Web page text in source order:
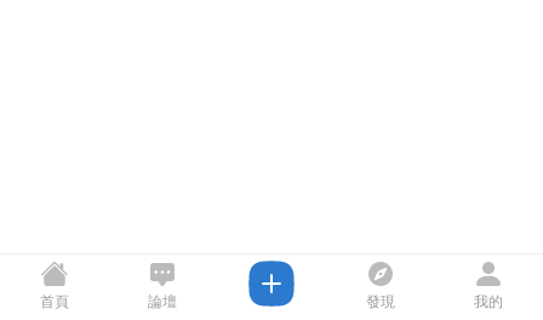
首頁 論壇 發現 我的